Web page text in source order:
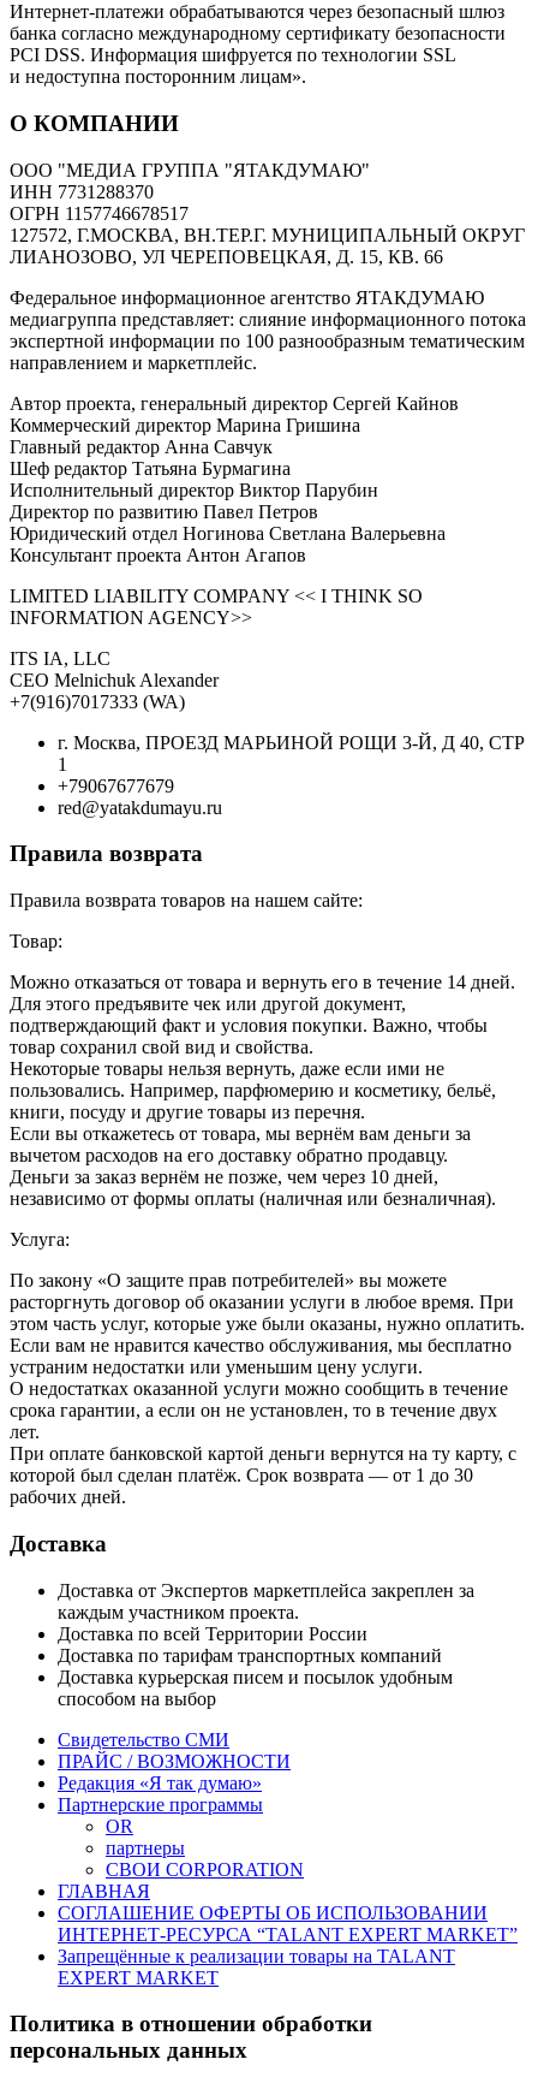
Интернет-платежи обрабатываются через безопасный шлюз
банка согласно международному сертификату безопасности
PCI DSS. Информация шифруется по технологии SSL
и недоступна посторонним лицам».
О КОМПАНИИ
ООО "МЕДИА ГРУППА "ЯТАКДУМАЮ"
ИНН 7731288370
ОГРН 1157746678517
127572, Г.МОСКВА, ВН.ТЕР.Г. МУНИЦИПАЛЬНЫЙ ОКРУГ
ЛИАНОЗОВО, УЛ ЧЕРЕПОВЕЦКАЯ, Д. 15, КВ. 66
Федеральное информационное агентство ЯТАКДУМАЮ
медиагруппа представляет: слияние информационного потока
экспертной информации по 100 разнообразным тематическим
направлением и маркетплейс.
Автор проекта, генеральный директор Сергей Кайнов
Коммерческий директор Марина Гришина
Главный редактор Анна Савчук
Шеф редактор Татьяна Бурмагина
Исполнительный директор Виктор Парубин
Директор по развитию Павел Петров
Юридический отдел Ногинова Светлана Валерьевна
Консультант проекта Антон Агапов
LIMITED LIABILITY COMPANY << I THINK SO
INFORMATION AGENCY>>
ITS IA, LLC
CEO Melnichuk Alexander
+7(916)7017333 (WA)
г. Москва, ПРОЕЗД МАРЬИНОЙ РОЩИ 3-Й, Д 40, СТР
1
+79067677679
red@yatakdumayu.ru
Правила возврата
Правила возврата товаров на нашем сайте:
Товар:
Можно отказаться от товара и вернуть его в течение 14 дней.
Для этого предъявите чек или другой документ,
подтверждающий факт и условия покупки. Важно, чтобы
товар сохранил свой вид и свойства.
Некоторые товары нельзя вернуть, даже если ими не
пользовались. Например, парфюмерию и косметику, бельё,
книги, посуду и другие товары из перечня.
Если вы откажетесь от товара, мы вернём вам деньги за
вычетом расходов на его доставку обратно продавцу.
Деньги за заказ вернём не позже, чем через 10 дней,
независимо от формы оплаты (наличная или безналичная).
Услуга:
По закону «О защите прав потребителей» вы можете
расторгнуть договор об оказании услуги в любое время. При
этом часть услуг, которые уже были оказаны, нужно оплатить.
Если вам не нравится качество обслуживания, мы бесплатно
устраним недостатки или уменьшим цену услуги.
О недостатках оказанной услуги можно сообщить в течение
срока гарантии, а если он не установлен, то в течение двух
лет.
При оплате банковской картой деньги вернутся на ту карту, с
которой был сделан платёж. Срок возврата — от 1 до 30
рабочих дней.
Доставка
Доставка от Экспертов маркетплейса закреплен за
каждым участником проекта.
Доставка по всей Территории России
Доставка по тарифам транспортных компаний
Доставка курьерская писем и посылок удобным
способом на выбор
Свидетельство СМИ
ПРАЙС / ВОЗМОЖНОСТИ
Редакция «Я так думаю»
Партнерские программы
OR
партнеры
СВОИ CORPORATION
ГЛАВНАЯ
СОГЛАШЕНИЕ ОФЕРТЫ ОБ ИСПОЛЬЗОВАНИИ
ИНТЕРНЕТ-РЕСУРСА “TALANT EXPERT MARKET”
Запрещённые к реализации товары на TALANT
EXPERT MARKET
Политика в отношении обработки
персональных данных